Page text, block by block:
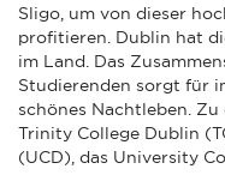
Sligo, um von dieser
profitieren. Dublin hat
im Land. Das
Studierenden sorgt für
schönes Nachtleben.
Trinity College Dublin
(UCD), das University